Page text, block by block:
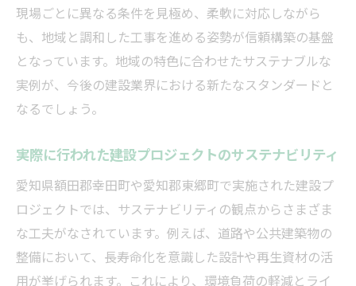
現場ごとに異なる条件を見極め、柔軟に対応しながら
も、地域と調和した工事を進める姿勢が信頼構築の基盤
となっています。地域の特色に合わせたサステナブルな
実例が、今後の建設業界における新たなスタンダードと
なるでしょう。
実際に行われた建設プロジェクトのサステナビリティ
愛知県額田郡幸田町や愛知郡東郷町で実施された建設プ
ロジェクトでは、サステナビリティの観点からさまざま
な工夫がなされています。例えば、道路や公共建築物の
整備において、長寿命化を意識した設計や再生資材の活
用が挙げられます。これにより、環境負荷の軽減とライ